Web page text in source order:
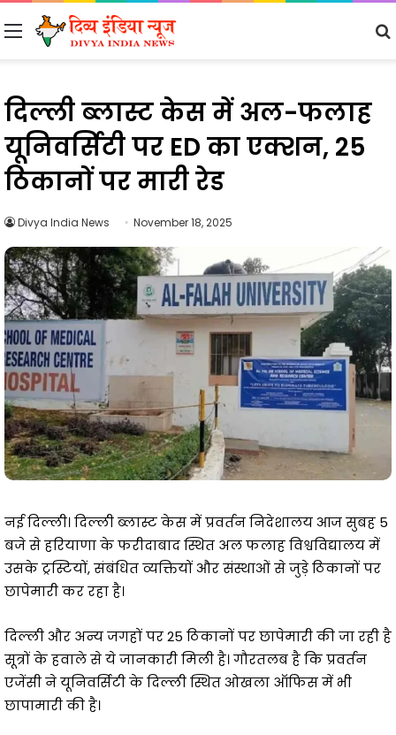
Menu
दिल्ली ब्लास्ट केस में अल-फलाह
यूनिवर्सिटी पर ED का एक्शन, 25
ठिकानों पर मारी रेड
Divya India News November 18, 2025
नई दिल्ली। दिल्ली ब्लास्ट केस में प्रवर्तन निदेशालय आज सुबह 5
बजे से हरियाणा के फरीदाबाद स्थित अल फलाह विश्वविद्यालय में
उसके ट्रस्टियों, संबंधित व्यक्तियों और संस्थाओं से जुड़े ठिकानों पर
छापेमारी कर रहा है।
दिल्ली और अन्य जगहों पर 25 ठिकानों पर छापेमारी की जा रही है
सूत्रों के हवाले से ये जानकारी मिली है। गौरतलब है कि प्रवर्तन
एजेंसी ने यूनिवर्सिटी के दिल्ली स्थित ओखला ऑफिस में भी
छापामारी की है।